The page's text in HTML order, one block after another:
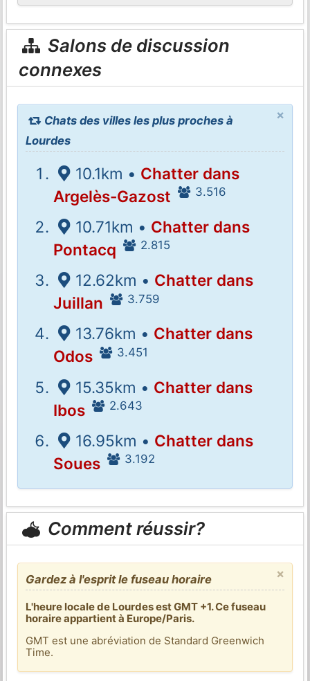
Salons de discussion
connexes
×
Chats des villes les plus proches à
Lourdes
10.1km • Chatter dans
Argelès-Gazost
3.516
10.71km • Chatter dans
Pontacq
2.815
12.62km • Chatter dans
Juillan
3.759
13.76km • Chatter dans
Odos
3.451
15.35km • Chatter dans
Ibos
2.643
16.95km • Chatter dans
Soues
3.192
Comment réussir?
×
Gardez à l'esprit le fuseau horaire
L'heure locale de Lourdes est GMT +1. Ce fuseau
horaire appartient à Europe/Paris.
GMT est une abréviation de Standard Greenwich
Time.